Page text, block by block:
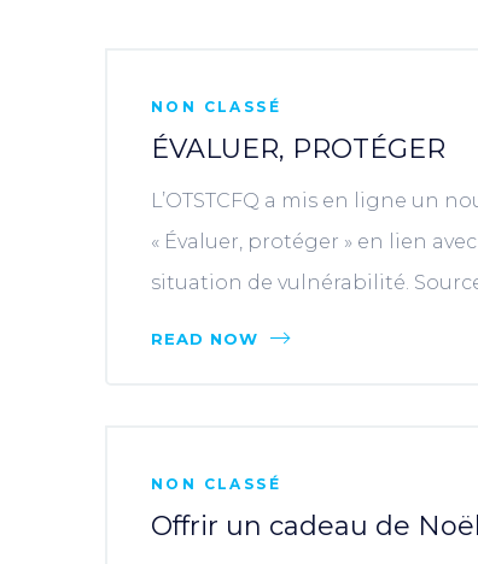
NON CLASSÉ
ÉVALUER, PROTÉGER
L’OTSTCFQ a mis en ligne un
« Évaluer, protéger » en lien
situation de vulnérabilité. Source
READ NOW
NON CLASSÉ
Offrir un cadeau de